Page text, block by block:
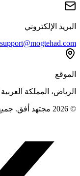
البريد الإلكتروني
support@mogtehad.com
الموقع
الرياض، المملكة
© 2026 مجتهد أفق. جميع الحقوق محفوظة.